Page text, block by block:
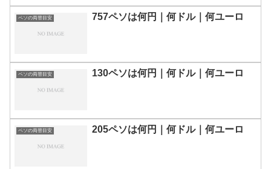
ペソの両替目安 757ペソは何円｜何ドル｜何ユーロ
ペソの両替目安 130ペソは何円｜何ドル｜何ユーロ
ペソの両替目安 205ペソは何円｜何ドル｜何ユーロ